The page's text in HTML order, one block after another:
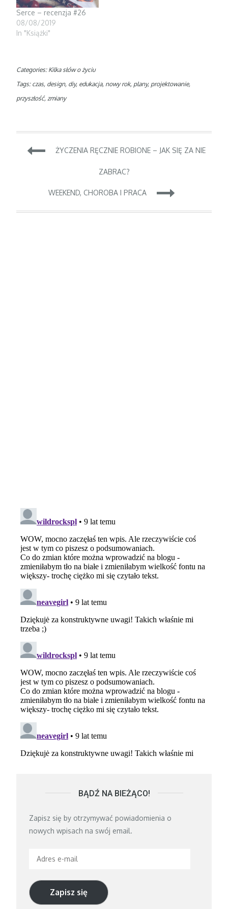
Serce – recenzja #26
08/08/2019
In "Książki"
Categories: Kilka słów o życiu
Tags: czas, design, diy, edukacja, nowy rok, plany, projektowanie,
przyszłość,zmiany
Nawigacja
ŻYCZENIA RĘCZNIE ROBIONE – JAK SIĘ ZA NIE
ZABRAC?
WEEKEND, CHOROBA I PRACA
BĄDŹ NA BIEŻĄCO!
Zapisz się by otrzymywać powiadomienia o
nowych wpisach na swój email.
Adres
mail
Zapisz się